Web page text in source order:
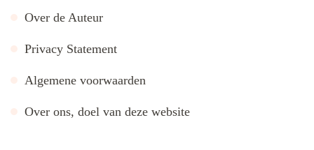
Over de Auteur
Privacy Statement
Algemene voorwaarden
Over ons, doel van deze website